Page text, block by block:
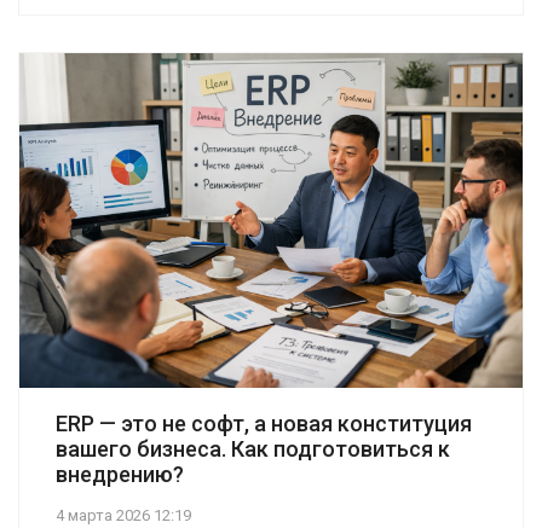
ERP — это не софт, а новая конституция
вашего бизнеса. Как подготовиться к
внедрению?
4 марта 2026 12:19